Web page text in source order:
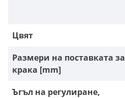
Цвят
Размери на поставката за
крака [mm]
Ъгъл на регулиране,